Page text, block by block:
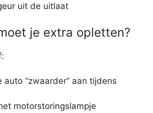
uit de uitlaat
je extra opletten?
auto “zwaarder” aan tijdens
motorstoringslampje